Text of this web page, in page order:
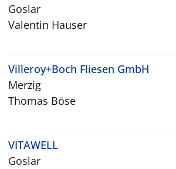
Goslar
Valentin Hauser
Villeroy+Boch Fliesen GmbH
Merzig
Thomas Böse
VITAWELL
Goslar